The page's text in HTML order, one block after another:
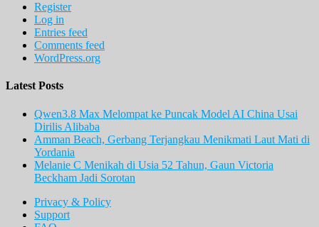
Register
Log in
Entries feed
Comments feed
WordPress.org
Latest Posts
Qwen3.8 Max Melompat ke Puncak Model AI China Usai
Dirilis Alibaba
Amman Beach, Gerbang Terjangkau Menikmati Laut Mati di
Yordania
Melanie C Menikah di Usia 52 Tahun, Gaun Victoria
Beckham Jadi Sorotan
Privacy & Policy
Support